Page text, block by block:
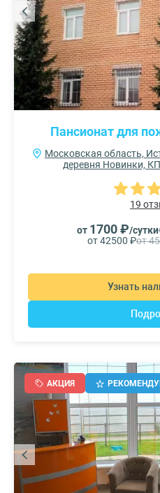
Пансионат для
Московская область,
деревня Новинки,
19
от 1700 ₽/сутки
от 42500 ₽от
Узнать
АКЦИЯ